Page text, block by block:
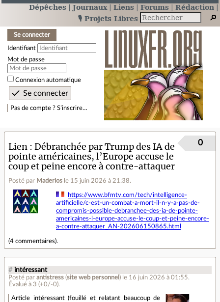
Dépêches Journaux Liens Forums
Rédaction
🎙️ Projets Libres
Se connecter
Identifiant
Mot de passe
Connexion automatique
Pas de compte ? S’inscrire…
Lien
Débranchée par Trump des IA de
pointe américaines, l’Europe accuse le
coup et peine encore à contre-attaquer
Posté par Maderios le 15 juin 2026 à 21:38.
0
https://www.bfmtv.com/tech/intelligence-
artificielle/c-est-un-combat-a-mort-il-n-y-a-pas-de-
compromis-possible-debranchee-des-ia-de-pointe-
americaines-l-europe-accuse-le-coup-et-peine-encore-
a-contre-attaquer_AN-202606150865.html
(4 commentaires).
# intéressant
Posté par antistress (site web personnel ) le 16 juin 2026 à 01:55.
Évalué à 3 (+0/-0).
Article intéressant (fouillé et relatant beaucoup de